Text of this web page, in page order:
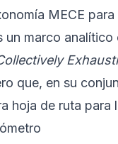
MECE
un marco
que, en su
hoja de ruta para